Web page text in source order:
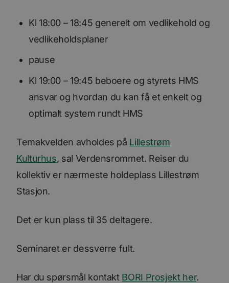
Kl 18:00 – 18:45 generelt om vedlikehold og
vedlikeholdsplaner
pause
Kl 19:00 – 19:45 beboere og styrets HMS
ansvar og hvordan du kan få et enkelt og
optimalt system rundt HMS
Temakvelden avholdes på Lillestrøm
Kulturhus, sal Verdensrommet. Reiser du
kollektiv er nærmeste holdeplass Lillestrøm
Stasjon.
Det er kun plass til 35 deltagere.
Seminaret er dessverre fult.
Har du spørsmål kontakt BORI Prosjekt her.